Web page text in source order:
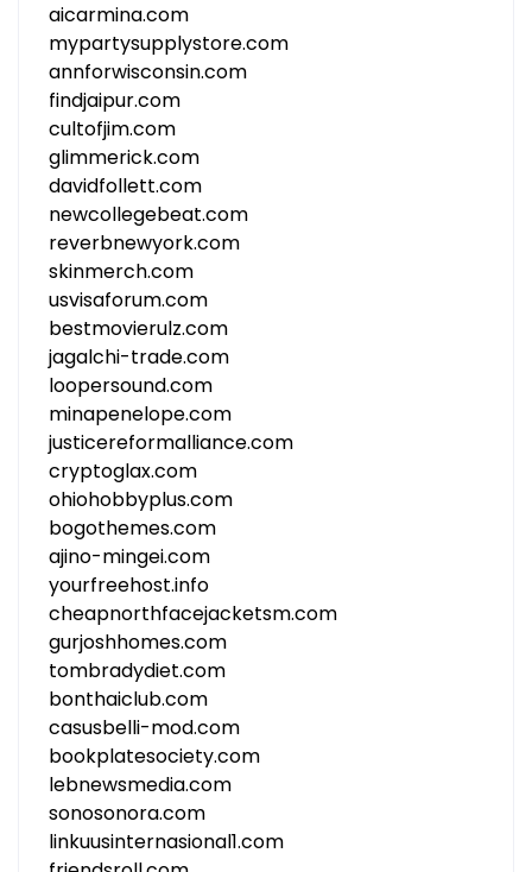
aicarmina.com
mypartysupplystore.com
annforwisconsin.com
findjaipur.com
cultofjim.com
glimmerick.com
davidfollett.com
newcollegebeat.com
reverbnewyork.com
skinmerch.com
usvisaforum.com
bestmovierulz.com
jagalchi-trade.com
loopersound.com
minapenelope.com
justicereformalliance.com
cryptoglax.com
ohiohobbyplus.com
bogothemes.com
ajino-mingei.com
yourfreehost.info
cheapnorthfacejacketsm.com
gurjoshhomes.com
tombradydiet.com
bonthaiclub.com
casusbelli-mod.com
bookplatesociety.com
lebnewsmedia.com
sonosonora.com
linkuusinternasional1.com